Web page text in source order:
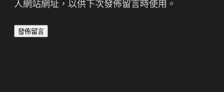
人網站網址，以供下次發佈留言時使用。